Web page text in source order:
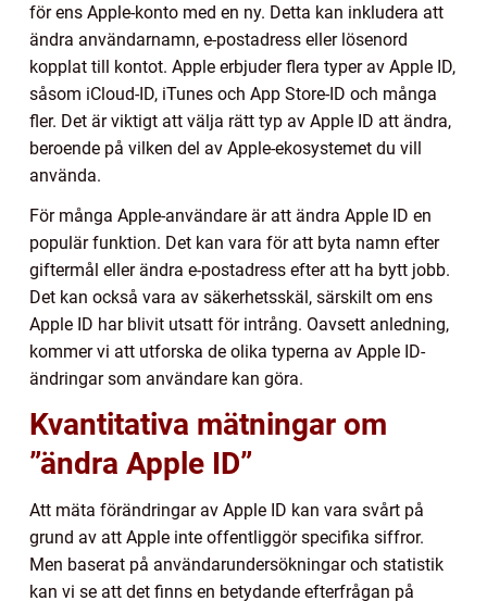
för ens Apple-konto med en ny. Detta kan inkludera att
ändra användarnamn, e-postadress eller lösenord
kopplat till kontot. Apple erbjuder flera typer av Apple ID,
såsom iCloud-ID, iTunes och App Store-ID och många
fler. Det är viktigt att välja rätt typ av Apple ID att ändra,
beroende på vilken del av Apple-ekosystemet du vill
använda.
För många Apple-användare är att ändra Apple ID en
populär funktion. Det kan vara för att byta namn efter
giftermål eller ändra e-postadress efter att ha bytt jobb.
Det kan också vara av säkerhetsskäl, särskilt om ens
Apple ID har blivit utsatt för intrång. Oavsett anledning,
kommer vi att utforska de olika typerna av Apple ID-
ändringar som användare kan göra.
Kvantitativa mätningar om
”ändra Apple ID”
Att mäta förändringar av Apple ID kan vara svårt på
grund av att Apple inte offentliggör specifika siffror.
Men baserat på användarundersökningar och statistik
kan vi se att det finns en betydande efterfrågan på